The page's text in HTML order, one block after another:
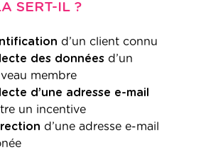
SERT-IL ?
d’un client connu
des données d’un
membre
d’une adresse e-mail
un incentive
d’une adresse e-mail